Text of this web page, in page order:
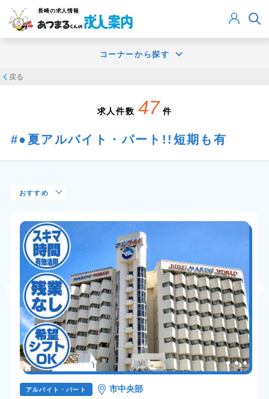
長崎の求人情報
コーナーから探す
戻る
求人件数 47 件
●夏アルバイト・パート!!短期も有
アルバイト・パート 市中央部